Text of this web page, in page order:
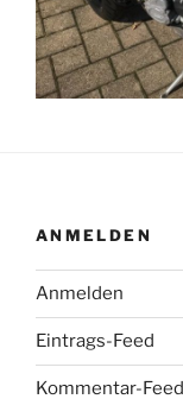
ANMELDEN
Anmelden
Eintrags-Feed
Kommentar-Feed